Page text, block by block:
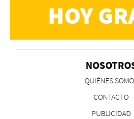
HOY
QUIÉNES
CONTACTO
PUBLICIDAD